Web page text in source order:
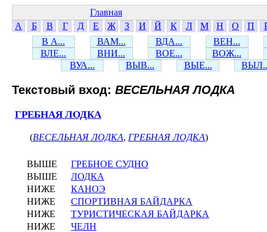
Главная
А
Б В Г Д Е Ж З И Й К Л М Н О П
В А...
ВАМ... ВДА...
ВЕН...
ВЛЕ...
ВНИ... ВОЕ...
ВОЖ...
ВУА...
ВЫВ... ВЫЕ...
Текстовый вход: ВЕСЕЛЬНАЯ ЛОДКА
ГРЕБНАЯ ЛОДКА
(ВЕСЕЛЬНАЯ ЛОДКА, ГРЕБНАЯ ЛОДКА)
ВЫШЕ
ГРЕБНОЕ СУДНО
ВЫШЕ
ЛОДКА
НИЖЕ
КАНОЭ
НИЖЕ
СПОРТИВНАЯ БАЙДАРКА
НИЖЕ
ТУРИСТИЧЕСКАЯ БАЙДАРКА
НИЖЕ
ЧЕЛН